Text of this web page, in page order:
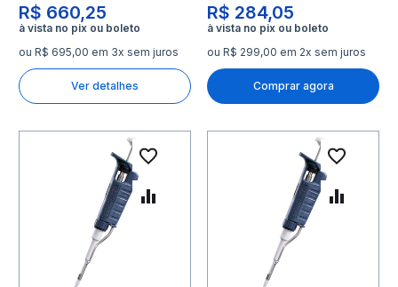
R$ 660,25
ou R$ 695,00 em 3x sem juros
Ver detalhes
R$ 284,05
ou R$ 299,00 em 2x sem juros
Comprar agora
Adicionar à lista de
Adicionar para Comparar